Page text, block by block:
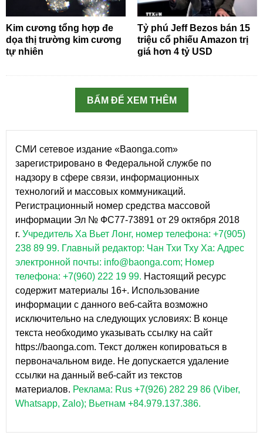
Kim cương tổng hợp đe
dọa thị trường kim cương
tự nhiên
Tỷ phú Jeff Bezos bán 15
triệu cổ phiếu Amazon trị
giá hơn 4 tỷ USD
BẤM ĐỂ XEM THÊM
СМИ сетевое издание «Baonga.com»
зарегистрировано в Федеральной службе по
надзору в сфере связи, информационных
технологий и массовых коммуникаций.
Регистрационный номер средства массовой
информации Эл № ФС77-73891 от 29 октября 2018
г. Учредитель Ха Вьет Лонг, номер телефона: +7(905)
238 89 99. Главный редактор: Чан Тхи Тху Ха: Адрес
электронной почты: info@baonga.com; Номер
телефона: +7(960) 222 19 99. Настоящий ресурс
содержит материалы 16+. Использование
информации с данного веб-сайта возможно
исключительно на следующих условиях: В конце
текста необходимо указывать ссылку на сайт
https://baonga.com. Текст должен копироваться в
первоначальном виде. Не допускается удаление
ссылки на данный веб-сайт из текстов
материалов. Реклама: Rus +7(926) 282 29 86 (Viber,
Whatsapp, Zalo); Вьетнам +84.979.137.386.